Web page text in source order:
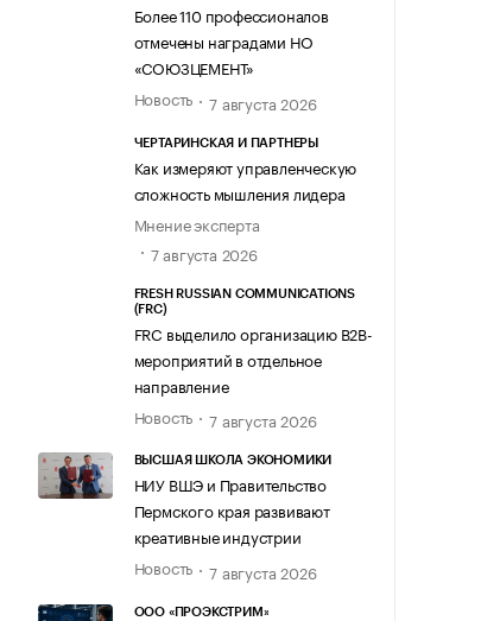
Более 110 профессионалов
отмечены наградами НО
«СОЮЗЦЕМЕНТ»
Новость
7 августа 2026
ЧЕРТАРИНСКАЯ И ПАРТНЕРЫ
Как измеряют управленческую
сложность мышления лидера
Мнение эксперта
7 августа 2026
FRESH RUSSIAN COMMUNICATIONS
(FRC)
FRC выделило организацию B2B-
мероприятий в отдельное
направление
Новость
7 августа 2026
ВЫСШАЯ ШКОЛА ЭКОНОМИКИ
НИУ ВШЭ и Правительство
Пермского края развивают
креативные индустрии
Новость
7 августа 2026
ООО «ПРОЭКСТРИМ»